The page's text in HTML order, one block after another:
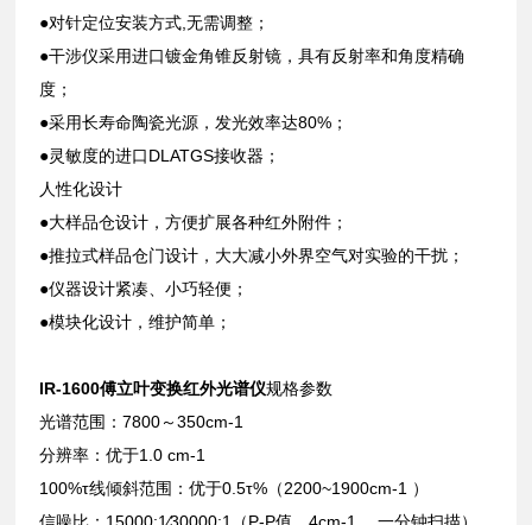
●对针定位安装方式,无需调整；
●干涉仪采用进口镀金角锥反射镜，具有反射率和角度精确
度；
●采用长寿命陶瓷光源，发光效率达80%；
●灵敏度的进口DLATGS接收器；
人性化设计
●大样品仓设计，方便扩展各种红外附件；
●推拉式样品仓门设计，大大减小外界空气对实验的干扰；
●仪器设计紧凑、小巧轻便；
●模块化设计，维护简单；
IR-1600傅立叶变换红外光谱仪规格参数
光谱范围：7800～350cm-1
分辨率：优于1.0 cm-1
100%τ线倾斜范围：优于0.5τ%（2200~1900cm-1 ）